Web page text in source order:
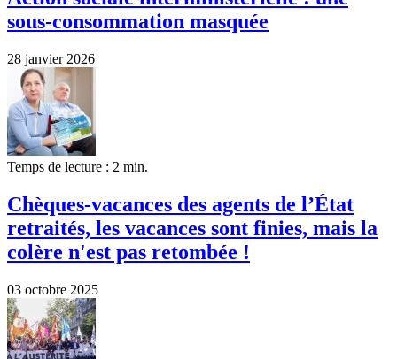
sous-consommation masquée
28 janvier 2026
Temps de lecture : 2 min.
Chèques-vacances des agents de l’État
retraités, les vacances sont finies, mais la
colère n'est pas retombée !
03 octobre 2025